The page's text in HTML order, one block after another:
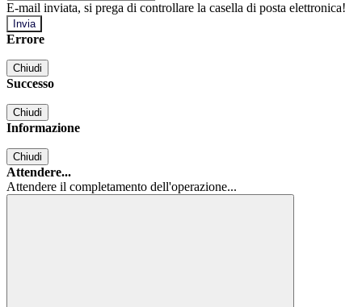
E-mail inviata, si prega di controllare la casella di posta elettronica!
Errore
Chiudi
Successo
Chiudi
Informazione
Chiudi
Attendere...
Attendere il completamento dell'operazione...